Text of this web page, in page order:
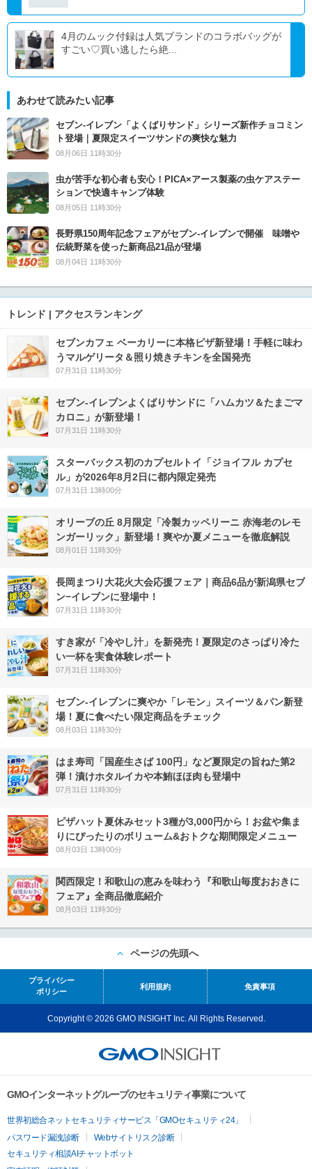
4月のムック付録は人気ブランドのコラボバッグが
すごい♡買い逃したら絶...
あわせて読みたい記事
セブン‐イレブン「よくばりサンド」シリーズ新作チョコミン
ト登場｜夏限定スイーツサンドの爽快な魅力
08月06日 11時30分
虫が苦手な初心者も安心！PICA×アース製薬の虫ケアステー
ションで快適キャンプ体験
08月05日 11時30分
長野県150周年記念フェアがセブン-イレブンで開催 味噌や
伝統野菜を使った新商品21品が登場
08月04日 11時30分
トレンド | アクセスランキング
セブンカフェ ベーカリーに本格ピザ新登場！手軽に味わ
うマルゲリータ＆照り焼きチキンを全国発売
07月31日 11時30分
セブン‐イレブンよくばりサンドに「ハムカツ＆たまごマ
カロニ」が新登場！
07月31日 11時30分
スターバックス初のカプセルトイ「ジョイフル カプセ
ル」が2026年8月2日に都内限定発売
07月31日 13時00分
オリーブの丘 8月限定「冷製カッペリーニ 赤海老のレモ
ンガーリック」新登場！爽やか夏メニューを徹底解説
08月01日 11時30分
長岡まつり大花火大会応援フェア｜商品6品が新潟県セブ
ン−イレブンに登場中！
07月31日 11時30分
すき家が「冷やし汁」を新発売！夏限定のさっぱり冷た
い一杯を実食体験レポート
07月31日 11時30分
セブン‐イレブンに爽やか「レモン」スイーツ＆パン新登
場！夏に食べたい限定商品をチェック
08月03日 11時30分
はま寿司「国産生さば 100円」など夏限定の旨ねた第2
弾！漬けホタルイカや本鮪ほほ肉も登場中
07月31日 11時30分
ピザハット夏休みセット3種が3,000円から！お盆や集ま
りにぴったりのボリューム&おトクな期間限定メニュー
08月03日 13時00分
関西限定！和歌山の恵みを味わう『和歌山毎度おおきに
フェア』全商品徹底紹介
08月03日 11時30分
ページの先頭へ
プライバシー
ポリシー
利用規約 免責事項
Copyright © 2026 GMO INSIGHT Inc. All Rights Reserved.
GMOインターネットグループのセキュリティ事業について
世界初総合ネットセキュリティサービス「GMOセキュリティ24」
パスワード漏洩診断
Webサイトリスク診断
セキュリティ相談AIチャットボット